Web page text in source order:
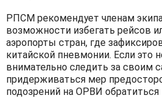
РПСМ рекомендует членам
возможности избегать рейсов
аэропорты стран, где
китайской пневмонии. Если это
внимательно следить за своим
придерживаться мер
подозрений на ОРВИ